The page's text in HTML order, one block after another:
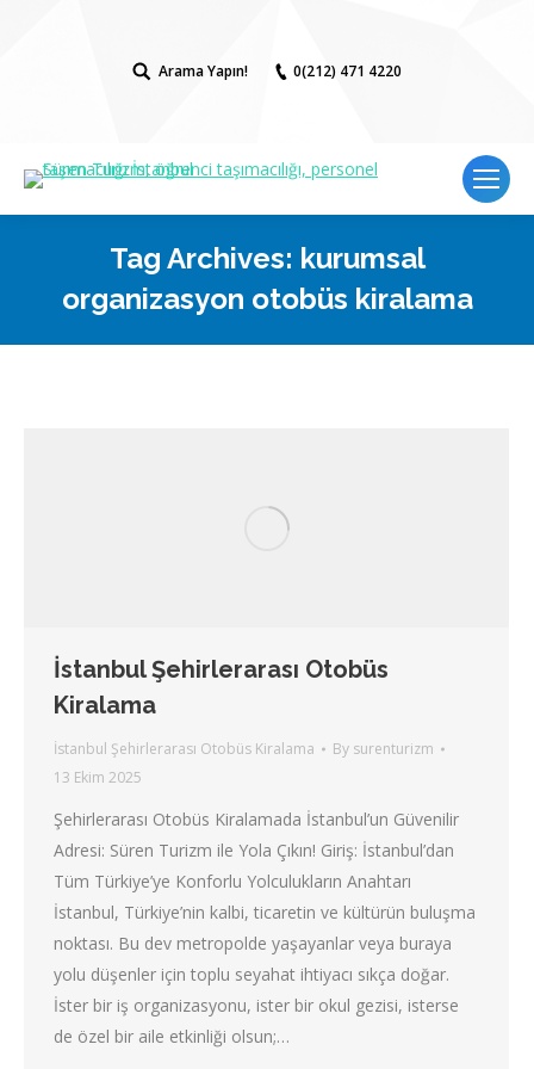
Search:
Arama Yapın! 0(212) 471 4220
Tag Archives: kurumsal
organizasyon otobüs kiralama
İstanbul Şehirlerarası Otobüs
Kiralama
İstanbul Şehirlerarası Otobüs Kiralama By surenturizm
13 Ekim 2025
Şehirlerarası Otobüs Kiralamada İstanbul’un Güvenilir
Adresi: Süren Turizm ile Yola Çıkın! Giriş: İstanbul’dan
Tüm Türkiye’ye Konforlu Yolculukların Anahtarı
İstanbul, Türkiye’nin kalbi, ticaretin ve kültürün buluşma
noktası. Bu dev metropolde yaşayanlar veya buraya
yolu düşenler için toplu seyahat ihtiyacı sıkça doğar.
İster bir iş organizasyonu, ister bir okul gezisi, isterse
de özel bir aile etkinliği olsun;…